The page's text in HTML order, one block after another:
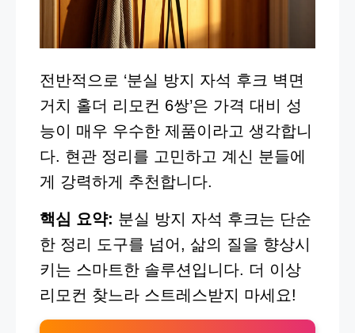
전반적으로 ‘분실 방지 자석 후크 벽면
거치 홀더 리모컨 6쌍’은 가격 대비 성
능이 매우 우수한 제품이라고 생각합니
다. 현관 정리를 고민하고 계신 분들에
게 강력하게 추천합니다.
핵심 요약: 분실 방지 자석 후크는 단순
한 정리 도구를 넘어, 삶의 질을 향상시
키는 스마트한 솔루션입니다. 더 이상
리모컨 찾느라 스트레스받지 마세요!